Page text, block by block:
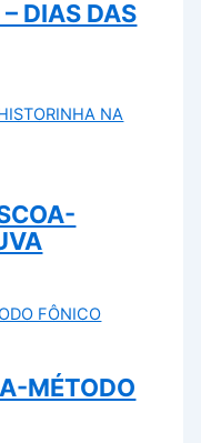
– DIAS DAS
MÉTODO